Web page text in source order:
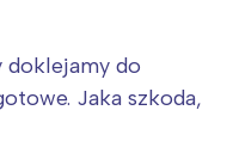
doklejamy do
Jaka szkoda,